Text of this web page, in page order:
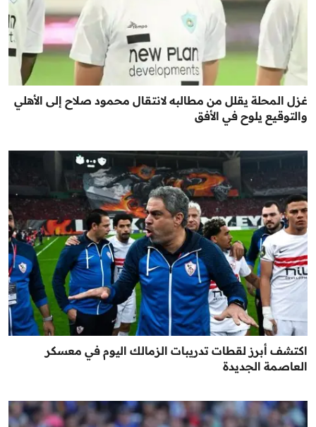
غزل المحلة يقلل من مطالبه لانتقال محمود صلاح إلى الأهلي
والتوقيع يلوح في الأفق
اكتشف أبرز لقطات تدريبات الزمالك اليوم في معسكر
العاصمة الجديدة